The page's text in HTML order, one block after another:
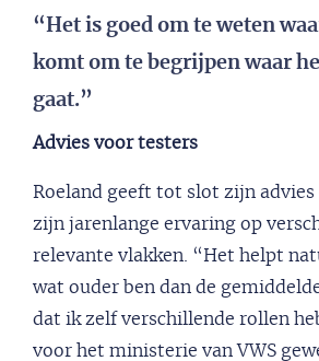
“Het is goed om te weten
komt om te begrijpen waar
gaat.”
Advies voor testers
Roeland geeft tot slot zijn advies
zijn jarenlange ervaring op
relevante vlakken. “Het helpt
wat ouder ben dan de
dat ik zelf verschillende rollen
voor het ministerie van VWS